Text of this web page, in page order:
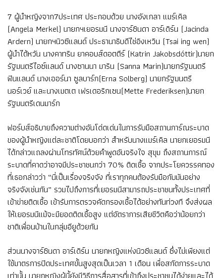
7 ผู้นำหญิงจาก7ประเทศ ประกอบด้วย นางอังเกลา แมร์เคิล
(Angela Merkel) นายกฯเยอรมนี นางจาร์ซินดา อาร์เดิร์น (Jacinda
Ardern) นายกฯนิวซีแลนด์ ประธานาธิบดีไช่อิงเหวิน (Tsai ing wen)
ผู้นำไต้หวัน นางคาทริน ยาคอบส์ดอตตีร์ (Katrin Jakobsdóttir)นายก
รัฐมนตรีไอซ์แลนด์ นางซานนา มาริน (Sanna Marin)นายกรัฐมนตรี
ฟินแลนด์ นางเออร์นา ซูลบาร์ก(Erna Solberg) นายกรัฐมนตรี
นอร์เวย์ และนางเมตเต เฟรเดอริกเซน(Mette Frederiksen)นายก
รัฐมนตรีเดนมาร์ก
ฟอร์บส์อธิบายถึงความต่างอันโด่ดเด่นในการรับมือสถานการ์ณระบาด
ของผู้นำหญิงแต่ละชาติโดยบอกว่า สำหรับนางแมร์เคิล นายกเยอรมนี
ได้กล่าวแถลงผ่านโทรทัศน์ด้วยคำพูดอันจริงใจ สุขุม ถึงสถานการณ์
ระบาดที่คาดว่าอาจมีประชาชนกว่า 70% ติดเชื้อ จากประโยควรรคทอง
ที่เธอกล่าวว่า “นี่เป็นเรื่องจริงจัง ที่เราทุกคนต้องรับมือกับมันอย่าง
จริงจังเช่นกัน” รวมไปถึงการที่เยอรมนีสามารถประชาชนทั้งประเทศที่
เข้าข่ายติดเชื้อ เข้ารับการตรวจคัดกรองเชื้อได้อย่างทันท่วงที จึงส่งผล
ให้เยอรมนีแม้จะมียอดติดเชื้อสูง แต่อัตราการเสียชีวิตคือว่าน้อยกว่า
ชาติเพื่อนบ้านในกลุ่มอียูด้วยกัน
ส่วนนางจาร์ซินดา อาร์เดิร์น นายกหญิงแห่งนิวซีแลนด์ ซึ่งไม่เพียงแต่
ใช้มาตรการปิดประเทศขั้นสูงสุดเป็นเวลา 1 เดือน เพื่อสกัดการระบาด